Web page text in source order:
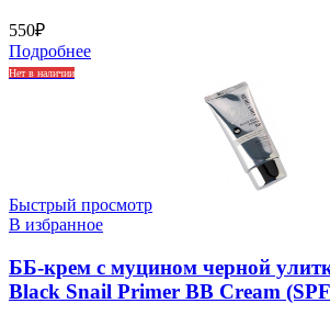
550₽
Подробнее
Нет в наличии
Быстрый просмотр
В избранное
ББ-крем с муцином черной
Black Snail Primer BB Cream